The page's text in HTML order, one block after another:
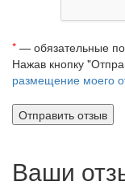
* — обязательные
Нажав кнопку
размещение моего
Ваши